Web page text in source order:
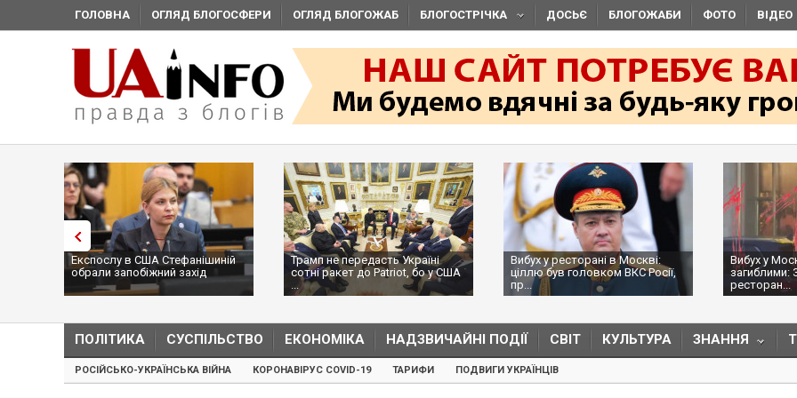
ГОЛОВНА ОГЛЯД БЛОГОСФЕРИ ОГЛЯД БЛОГОЖАБ БЛОГОСТРІЧКА ДОСЬЄ БЛОГОЖАБИ ФОТО ВІДЕО
Експослу в США Стефанішиній
обрали запобіжний захід
Трамп не передасть Україні
сотні ракет до Patriot, бо у США
...
Вибух у ресторані в Москві:
ціллю був головком ВКС Росії,
пр...
Вибух у
загиблими:
ресторан...
ПОЛІТИКА СУСПІЛЬСТВО ЕКОНОМІКА НАДЗВИЧАЙНІ ПОДІЇ СВІТ КУЛЬТУРА ЗНАННЯ
РОСІЙСЬКО-УКРАЇНСЬКА ВІЙНА КОРОНАВІРУС COVID-19 ТАРИФИ ПОДВИГИ УКРАЇНЦІВ